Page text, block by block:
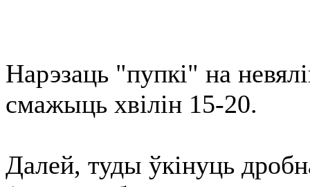
Нарэзаць "пупкі" на
смажыць хвілін 15-20.
Далей, туды ўкінуць